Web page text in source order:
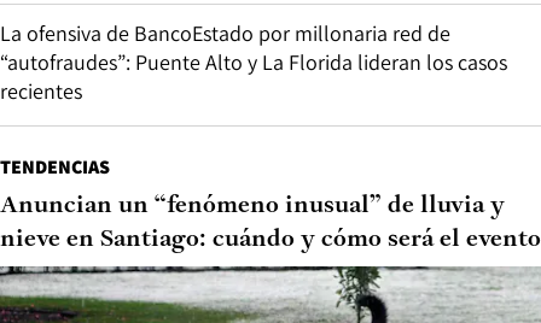
La ofensiva de BancoEstado por millonaria red de
“autofraudes”: Puente Alto y La Florida lideran los casos
recientes
TENDENCIAS
Anuncian un “fenómeno inusual” de lluvia y
nieve en Santiago: cuándo y cómo será el evento